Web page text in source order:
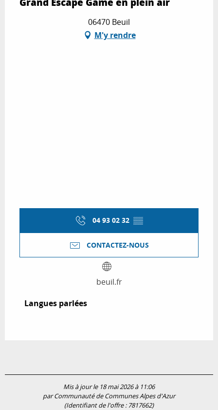
06470 Beuil
M'y rendre
04 93 02 32 ▒▒
CONTACTEZ-NOUS
beuil.fr
Langues parlées
Langues parlées
Mis à jour le 18 mai 2026 à 11:06
par Communauté de Communes Alpes d'Azur
(Identifiant de l'offre : 7817662)